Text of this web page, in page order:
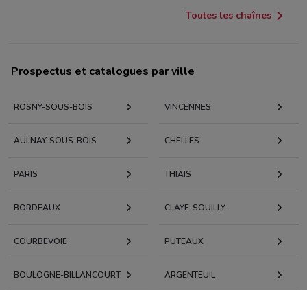
Toutes les chaînes
Prospectus et catalogues par ville
ROSNY-SOUS-BOIS VINCENNES
AULNAY-SOUS-BOIS CHELLES
PARIS THIAIS
BORDEAUX CLAYE-SOUILLY
COURBEVOIE PUTEAUX
BOULOGNE-BILLANCOURT ARGENTEUIL